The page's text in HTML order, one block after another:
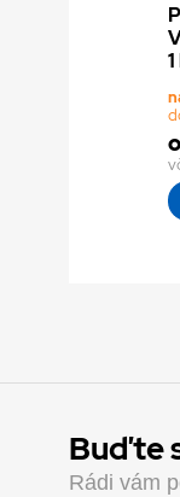
Buďte
Rádi vám